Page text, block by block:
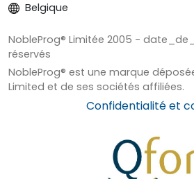
Belgique
NobleProg® Limitée 2005 -
réservés
NobleProg® est une marque
Limited et de ses sociétés affiliées.
Confidentialité et